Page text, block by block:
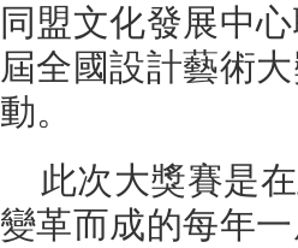
同盟文化發展中
屆全國設計藝術
動。
此次大獎賽是在
變革而成的每年